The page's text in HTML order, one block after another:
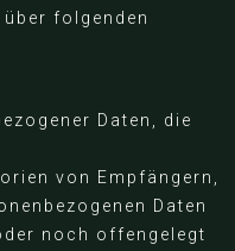
folgenden
Daten, die
von Empfängern,
Daten
noch offengelegt